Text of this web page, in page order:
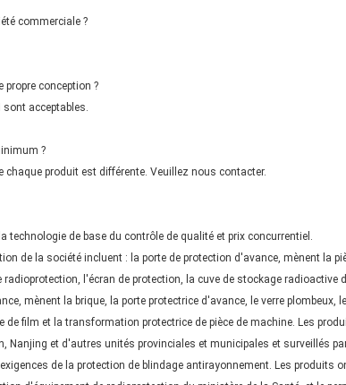
commerciale ?
propre conception ?
sont acceptables.
?
produit est différente. Veuillez nous contacter.
technologie de base du contrôle de qualité et prix concurrentiel.
de la société incluent : la porte de protection d'avance, mènent la
radioprotection, l'écran de protection, la cuve de stockage radioactive
mènent la brique, la porte protectrice d'avance, le verre plombeux,
de film et la transformation protectrice de pièce de machine. Les
Nanjing et d'autres unités provinciales et municipales et surveillés
de la protection de blindage antirayonnement. Les produits